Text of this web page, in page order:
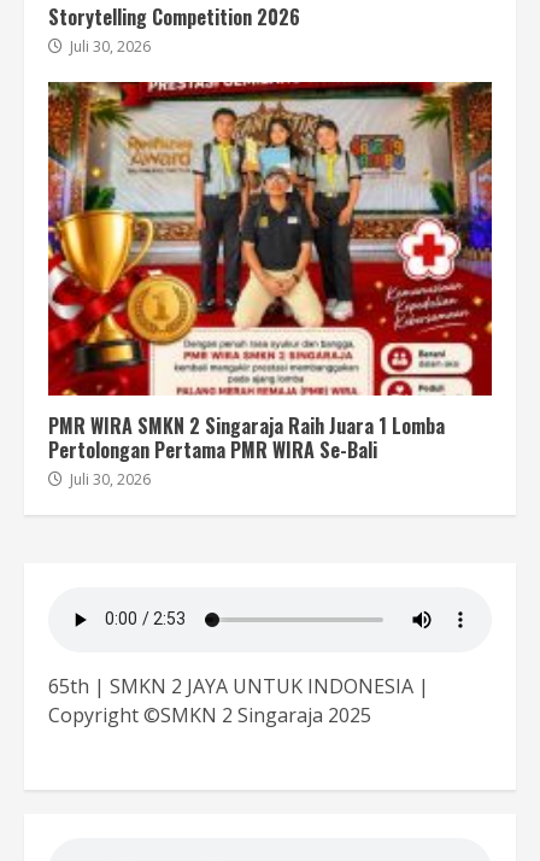
Storytelling Competition 2026
Juli 30, 2026
PMR WIRA SMKN 2 Singaraja Raih Juara 1 Lomba
Pertolongan Pertama PMR WIRA Se-Bali
Juli 30, 2026
65th | SMKN 2 JAYA UNTUK INDONESIA |
Copyright ©SMKN 2 Singaraja 2025